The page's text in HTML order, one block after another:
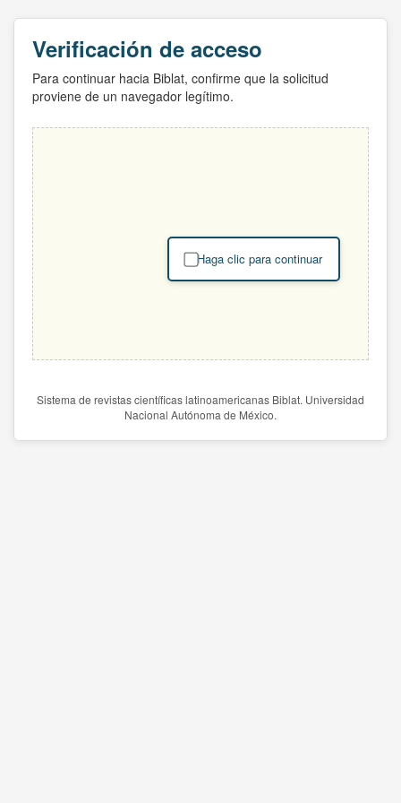
Verificación de acceso
Para continuar hacia Biblat, confirme que la solicitud
proviene de un navegador legítimo.
Haga clic para continuar
Sistema de revistas científicas latinoamericanas Biblat. Universidad
Nacional Autónoma de México.